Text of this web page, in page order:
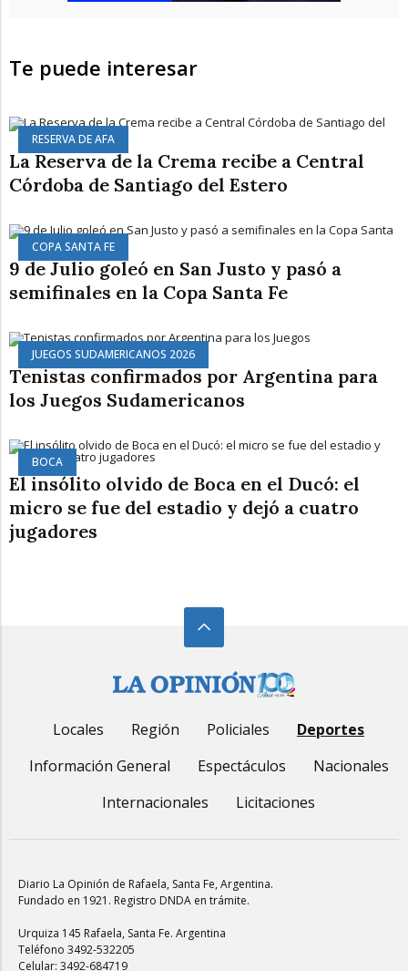
Te puede interesar
RESERVA DE AFA
La Reserva de la Crema recibe a Central
Córdoba de Santiago del Estero
COPA SANTA FE
9 de Julio goleó en San Justo y pasó a
semifinales en la Copa Santa Fe
JUEGOS SUDAMERICANOS 2026
Tenistas confirmados por Argentina para
los Juegos Sudamericanos
BOCA
El insólito olvido de Boca en el Ducó: el
micro se fue del estadio y dejó a cuatro
jugadores
Locales Región Policiales
Deportes
Información General
Espectáculos
Nacionales
Internacionales
Licitaciones
Diario La Opinión de Rafaela, Santa Fe, Argentina.
Fundado en 1921. Registro DNDA en trámite.
Urquiza 145 Rafaela, Santa Fe. Argentina
Teléfono 3492-532205
Celular: 3492-684719